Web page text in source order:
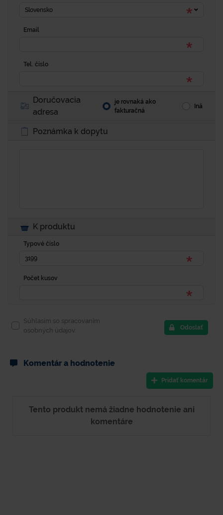
Slovensko
Email
Tel. číslo
Doručovacia
adresa
je rovnaká ako
fakturačná
Iná
Poznámka k dopytu
K produktu
Typové číslo
Počet kusov
Súhlasím so spracovaním
osobných údajov.
Odoslať
Komentár a hodnotenie
Pridať komentár
Tento produkt nemá žiadne hodnotenie ani
komentáre